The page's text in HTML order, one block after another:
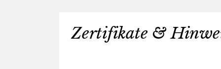
Zertifikate &